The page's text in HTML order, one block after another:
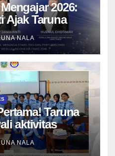
2026:
Ajak Taruna
Jawa Timur
Pemimpin
NALA
Taruna
aktivitas
dan Tes
NALA